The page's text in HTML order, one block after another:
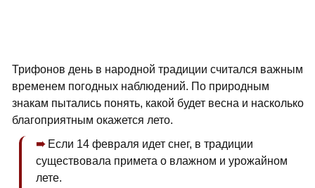
Трифонов день в народной традиции считался важным
временем погодных наблюдений. По природным
знакам пытались понять, какой будет весна и насколько
благоприятным окажется лето.
Если 14 февраля идет снег, в традиции
существовала примета о влажном и урожайном
лете.